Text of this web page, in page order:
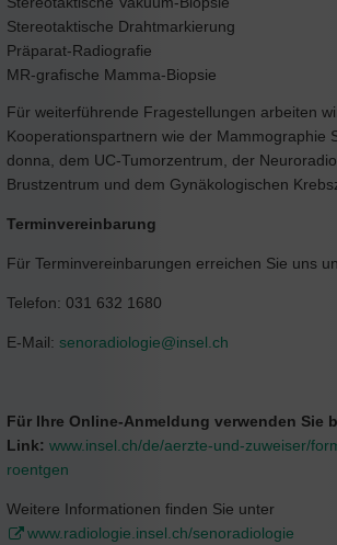
Stereotaktische Drahtmarkierung
Präparat-Radiografie
MR-grafische Mamma-Biopsie
Für weiterführende Fragestellungen arbeiten
Kooperationspartnern wie der Mammographie
donna, dem UC-Tumorzentrum, der
Brustzentrum und dem Gynäkologischen
Terminvereinbarung
Für Terminvereinbarungen erreichen Sie uns
Telefon: 031 632 1680
E-Mail: senoradiologie@insel.ch
Für Ihre Online-Anmeldung verwenden Sie
Link: www.insel.ch/de/aerzte-und-zuweiser/
roentgen
Weitere Informationen finden Sie unter
www.radiologie.insel.ch/senoradiologie